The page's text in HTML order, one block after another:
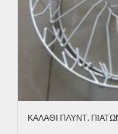
ΚΑΛΑΘΙ ΠΛΥΝΤ.